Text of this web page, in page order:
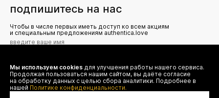
подпишитесь на нас
Чтобы в числе первых иметь доступ ко всем акциям
и специальным предложениям authentica.love
Я даю согласие на сбор, обработку и хранение моих
персональных данных (имя, email, телефон) для получения
рекламных и информационных рассылок от ООО 'БТ
Юнайтед', а также ознакомлен(а) с
Политикой конфиденциальности
Мы используем cookies для улучшения работы нашего сервиса.
Продолжая пользоваться нашим сайтом, вы даёте согласие
на обработку данных с целью сбора аналитики. Подробнее в
нашей Политике конфиденциальности.